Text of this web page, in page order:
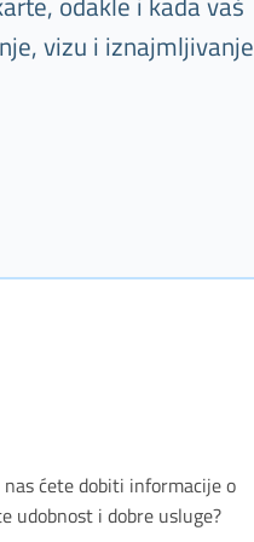
vizu i iznajmljivanje
ćete dobiti informacije o
udobnost i dobre usluge?